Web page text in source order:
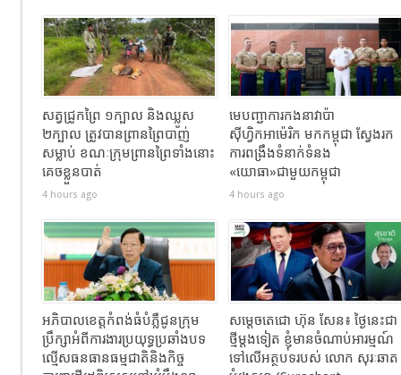
សត្វជ្រូកព្រៃ ១ក្បាល និងឈ្លូស
២ក្បាល​ ត្រូវបានព្រានព្រៃបាញ់
សម្លាប់​ ខណៈ​ក្រុមព្រានព្រៃទាំងនោះ
គេចខ្លួនបាត់
4 hours ago
មេបញ្ជាការកងនាវាប៉ា
ស៊ីហ្វិកអាម៉េរិក មកកម្ពុជា ស្វែងរក
ការពង្រឹងទំនាក់ទំនង
«យោធា»ជាមួយកម្ពុជា
4 hours ago
អភិបាលខេត្តកំពង់ធំបំភ្លឺជូនក្រុម
ប្រឹក្សាអំពីការងារប្រយុទ្ធប្រឆាំងបទ
ល្មើសធនធានធម្មជាតិនិងកិច្ច
សម្តេចតេជោ ហ៊ុន សែន៖ ថ្ងៃនេះជា
ថ្មីម្តងទៀត ខ្ញុំមានចំណាប់អារម្មណ៍
ទៅលើអត្ថបទរបស់ លោក សុរៈឆាត